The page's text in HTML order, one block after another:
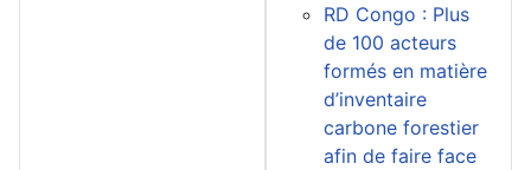
RD Congo : Plus
de 100 acteurs
formés en matière
d’inventaire
carbone forestier
afin de faire face